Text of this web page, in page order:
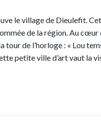
le village de Dieulefit.
de la région. Au cœur
de l’horloge : « Lou
petite ville d’art vaut la